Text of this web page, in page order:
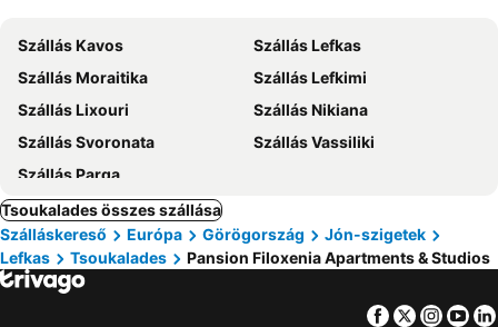
Szállás Kavos
Szállás Lefkas
Szállás Moraitika
Szállás Lefkimi
Szállás Lixouri
Szállás Nikiana
Szállás Svoronata
Szállás Vassiliki
Szállás Parga
Tsoukalades összes szállása
Szálláskereső
Európa Görögország
Jón-szigetek
Lefkas
Tsoukalades Pansion Filoxenia Apartments & Studios
Facebook
Twitter